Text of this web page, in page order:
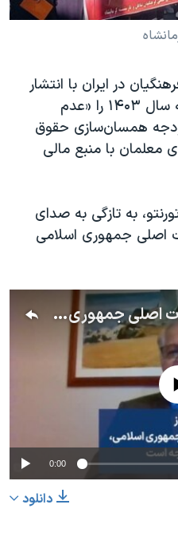
در ایران با انتشار
مهم‌ترین ایراد بودجه سال ۱۴۰۳ را «عدم
همسان‌سازی حقوق
معلمان با منبع مالی
به تازگی به صدای
اصلی جمهوری اسلامی
فرخ زندی: یکی از مشکلات اصلی جمهوری اسلامی، کسری بزرگ بودجه است
No media source
0:00
دانلود